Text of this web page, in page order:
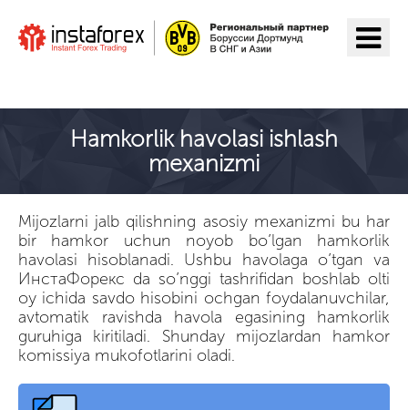
Hamkorlik havolasi ishlash
mexanizmi
Mijozlarni jalb qilishning asosiy mexanizmi bu har
bir hamkor uchun noyob bo’lgan hamkorlik
havolasi hisoblanadi. Ushbu havolaga o’tgan va
ИнстаФорекс da so’nggi tashrifidan boshlab olti
oy ichida savdo hisobini ochgan foydalanuvchilar,
avtomatik ravishda havola egasining hamkorlik
guruhiga kiritiladi. Shunday mijozlardan hamkor
komissiya mukofotlarini oladi.